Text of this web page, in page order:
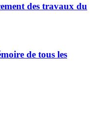
des travaux du
de tous les